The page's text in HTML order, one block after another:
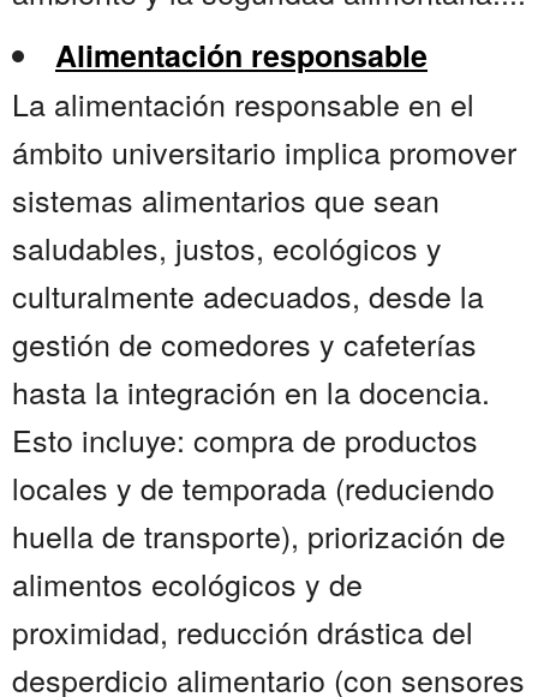
Alimentación responsable
La alimentación responsable en el
ámbito universitario implica promover
sistemas alimentarios que sean
saludables, justos, ecológicos y
culturalmente adecuados, desde la
gestión de comedores y cafeterías
hasta la integración en la docencia.
Esto incluye: compra de productos
locales y de temporada (reduciendo
huella de transporte), priorización de
alimentos ecológicos y de
proximidad, reducción drástica del
desperdicio alimentario (con sensores